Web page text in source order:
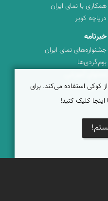
همکاری با نمای ایران
دریاچه کویر
خبرنامه
جشنواره‌های نمای ایران
بوم‌گردی‌ها
پیکمی
کوکی استفاده می‌کند. برای
اینجا کلیک کنید!